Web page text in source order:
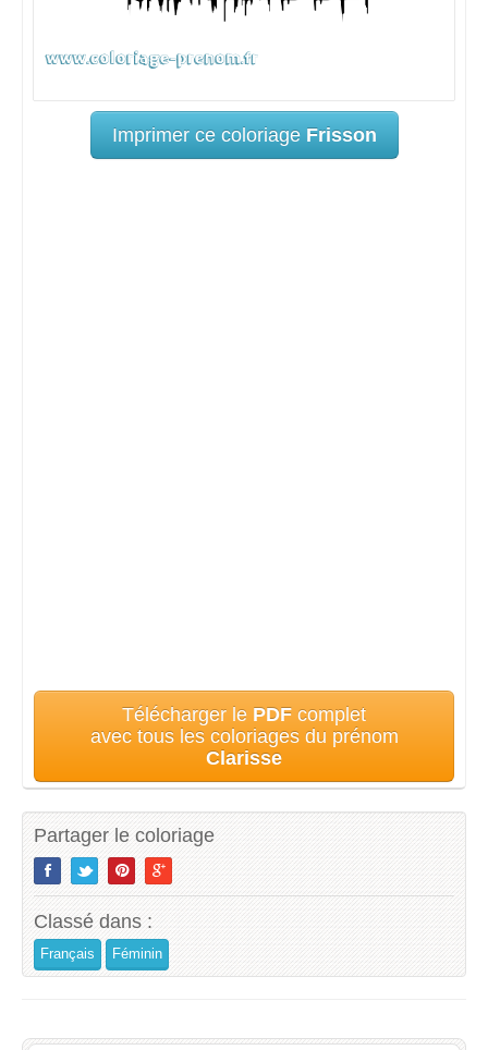
Imprimer ce coloriage Frisson
Télécharger le PDF complet
avec tous les coloriages du prénom
Clarisse
Partager le coloriage
Classé dans :
Français Féminin